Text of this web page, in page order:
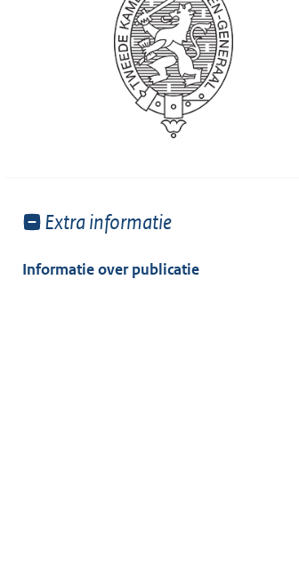
Toon
van:
Extra informatie
Informatie over publicatie